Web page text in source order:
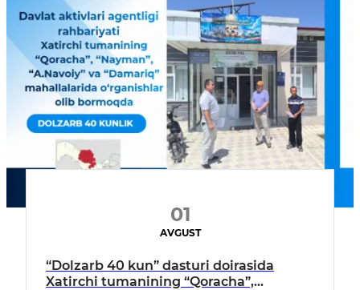
01
AVGUST
“Dolzarb 40 kun” dasturi doirasida
Xatirchi tumanining “Qoracha”,